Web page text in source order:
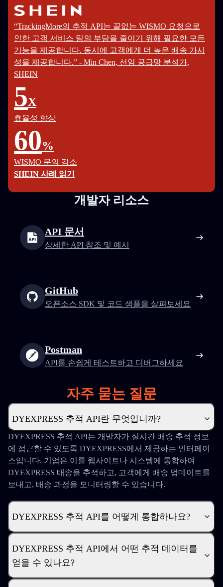
“TrackingMore의 추적 API는 끝없는 WISMO 요청으로
인한 고객 서비스 팀의 부담을 줄이기 위해 필요한 모든
기능을 제공합니다. 동시에 고객에게 더 높은 배송 가시
성을 제공합니다.” - Min Chen, 선임 공급망 분석가,
SHEIN
5X
효율성 향상
60%
WISMO 문의 감소
SHEIN 사례 읽기
개발자 리소스
API 문서
상세한 API 참조 및 예시
GitHub
오픈소스 SDK 및 코드 샘플을 살펴보세요
Postman
API를 손쉽게 테스트하고 디버그하세요
자주 묻는 질문
DYEXPRESS 추적 API란 무엇입니까?
DYEXPRESS 추적 API는 개발자가 실시간 배송 추적 정보
에 접근할 수 있도록 DYEXPRESS에서 제공하는 인터페이
스입니다. 기업은 이를 웹사이트나 시스템에 통합하여
DYEXPRESS 배송을 추적하고, 고객에게 배송 업데이트를
보내고, 배송 과정을 모니터링할 수 있습니다.
DYEXPRESS 추적 API를 어떻게 통합하나요?
DYEXPRESS 추적 API에서 어떤 추적 데이터를
얻을 수 있나요?